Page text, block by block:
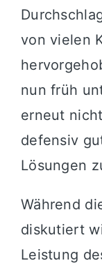
von vielen
nun früh
erneut
defensiv
Lösungen
Während
diskutiert
Leistung